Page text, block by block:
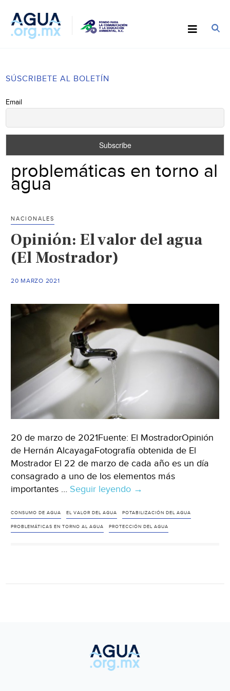
SÚSCRIBETE AL BOLETÍN
Email
problemáticas en torno al
agua
NACIONALES
Opinión: El valor del agua
(El Mostrador)
20 MARZO 2021
20 de marzo de 2021Fuente: El MostradorOpinión
de Hernán AlcayagaFotografía obtenida de El
Mostrador El 22 de marzo de cada año es un día
consagrado a uno de los elementos más
importantes … Seguir leyendo Opinión:
valor
del
→
CONSUMO DE AGUA EL VALOR DEL AGUA POTABILIZACIÓN DEL AGUA
PROBLEMÁTICAS EN TORNO AL AGUA PROTECCIÓN DEL AGUA